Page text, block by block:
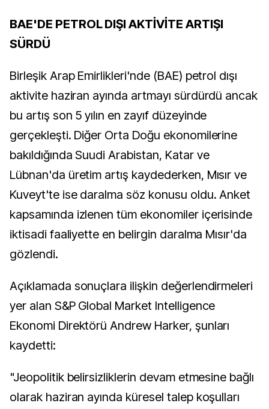
BAE'DE PETROL DIŞI AKTİVİTE ARTIŞI
SÜRDÜ
Birleşik Arap Emirlikleri'nde (BAE) petrol dışı
aktivite haziran ayında artmayı sürdürdü ancak
bu artış son 5 yılın en zayıf düzeyinde
gerçekleşti. Diğer Orta Doğu ekonomilerine
bakıldığında Suudi Arabistan, Katar ve
Lübnan'da üretim artış kaydederken, Mısır ve
Kuveyt'te ise daralma söz konusu oldu. Anket
kapsamında izlenen tüm ekonomiler içerisinde
iktisadi faaliyette en belirgin daralma Mısır'da
gözlendi.
Açıklamada sonuçlara ilişkin değerlendirmeleri
yer alan S&P Global Market Intelligence
Ekonomi Direktörü Andrew Harker, şunları
kaydetti:
"Jeopolitik belirsizliklerin devam etmesine bağlı
olarak haziran ayında küresel talep koşulları